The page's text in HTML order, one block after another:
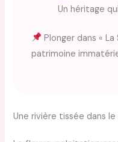
Un héritage
Plonger dans «
patrimoine
Une rivière tissée dans